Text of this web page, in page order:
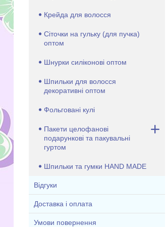
Крейда для волосся
Сіточки на гульку (для пучка)
оптом
Шнурки силіконові оптом
Шпильки для волосся
декоративні оптом
Фольговані кулі
Пакети целофанові
подарункові та пакувальні
гуртом
Шпильки та гумки HAND MADE
Відгуки
Доставка і оплата
Умови повернення